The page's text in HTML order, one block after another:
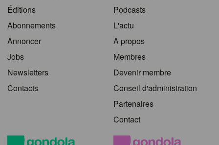
Éditions
Abonnements
Annoncer
Jobs
Newsletters
Contacts
Podcasts
L'actu
A propos
Membres
Devenir membre
Conseil d'administration
Partenaires
Contact